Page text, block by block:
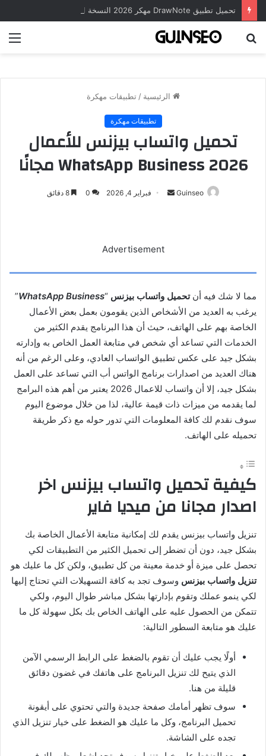
الرئيسية / تطبيقات مهكرة
تطبيقات مهكرة
تحميل واتساب بيزنس للأعمال
WhatsApp Business 2026 مجانًا
Guinseo
أرسل فبراير 4, 2026 0
Advertisement
مما لا شك فيه أنتحميل واتساب بيزنس “
WhatsApp Business
”
يرغب به العديد من الأشخاص الذين يقومون بعمل بعض الأعمال
الخاصة بهم على الهاتف، حيث أن هذا البرنامج يقدم الكثير من
الخدمات التي تساعد أي شخص في متابعة العمل الخاص به وإدارته
بشكل جيد على عكس تطبيق الواتساب العادي، وعلى الرغم من أنه
هناك العديد من اصدارات برنامج الواتس أب التي تساعد على العمل
بشكل جيد، إلا أن واتساب للاعمال 2026 يعتبر من أهم هذه البرامج
لما يقدمه من ميزات ذات قيمة عالية، لذا من خلال موضوع اليوم
سوف نقدم لك كافة المعلومات التي تدور حوله مع ذكر طريقة
تحميله على الهاتف.
كيفية تحميل واتساب بيزنس اخر
اصدار مجانا من ميديا فاير
تنزيل واتساب بيزنس يقدم لك إمكانية متابعة الأعمال الخاصة بك
بشكل جيد، دون أن تضطر إلى تحميل الكثير من التطبيقات لكي
تحصل على ميزة أو خدمة معينة من كل تطبيق، ولكن كل ما عليك هو
تنزيل واتساب بيزنس وسوف تجد به كافة التسهيلات التي تحتاج إليها
لكي ينمو عملك وتقوم بإدارتها بشكل مباشر طوال اليوم، ولكي
تتمكن من الحصول عليه على الهاتف الخاص بك بكل سهولة كل ما
عليك هو متابعة السطور التالية:
أولًا يجب عليك أن تقوم بالضغط على الرابط الرسمي الآمن
الذي يتيح لك تنزيل البرنامج على هاتفك في غضون دقائق
قليلة من هنا.
سوف تظهر أمامك صفحة جديدة والتي تحتوي على أيقونة
تحميل البرنامج، وكل ما عليك هو الضغط على خيار تنزيل الذي
تجده على الشاشة.